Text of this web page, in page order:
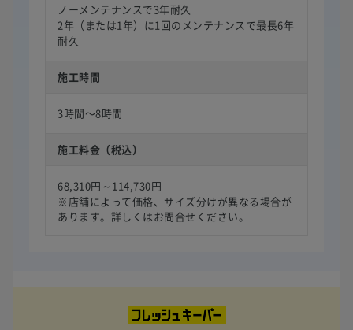
ノーメンテナンスで3年耐久
2年（または1年）に1回のメンテナンスで最長6年
耐久
施工時間
3時間〜8時間
施工料金（税込）
68,310円～114,730円
※店舗によって価格、サイズ分けが異なる場合が
あります。詳しくはお問合せください。